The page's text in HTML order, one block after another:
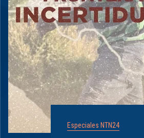
Especiales NTN24